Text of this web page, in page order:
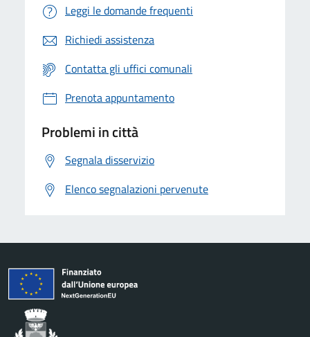
Leggi le domande frequenti
Richiedi assistenza
Contatta gli uffici comunali
Prenota appuntamento
Problemi in città
Segnala disservizio
Elenco segnalazioni pervenute